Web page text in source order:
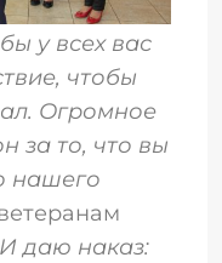
у всех вас
чтобы
Огромное
за то, что вы
нашего
даю наказ: